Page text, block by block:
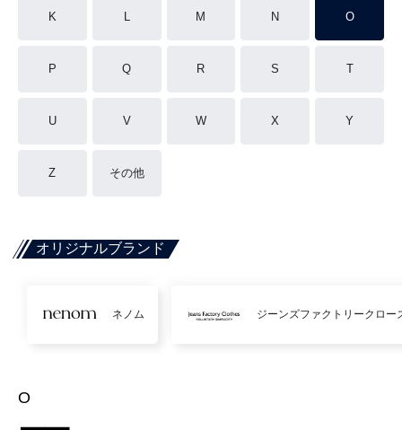
K L M N O
P Q R S T
U V W X Y
Z その他
オリジナルブランド
ネノム ジーンズファクトリークロー
O